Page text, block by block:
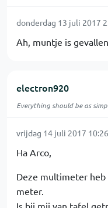
donderdag 13 juli 2017
Ah, muntje is
electron920
Everything should be as
vrijdag 14 juli 2017
Ha Arco,
Deze multimeter heb
meter.
Is bij mij van tafel